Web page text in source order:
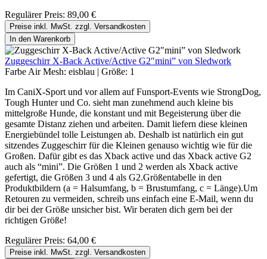
Regulärer Preis: 89,00 €
Preise inkl. MwSt. zzgl. Versandkosten
In den Warenkorb
Zuggeschirr X-Back Active/Active G2″mini” von Sledwork
Farbe Air Mesh: eisblau | Größe: 1
Im CaniX-Sport und vor allem auf Funsport-Events wie StrongDog,
Tough Hunter und Co. sieht man zunehmend auch kleine bis
mittelgroße Hunde, die konstant und mit Begeisterung über die
gesamte Distanz ziehen und arbeiten. Damit liefern diese kleinen
Energiebündel tolle Leistungen ab. Deshalb ist natürlich ein gut
sitzendes Zuggeschirr für die Kleinen genauso wichtig wie für die
Großen. Dafür gibt es das Xback active und das Xback active G2
auch als “mini”. Die Größen 1 und 2 werden als Xback active
gefertigt, die Größen 3 und 4 als G2.Größentabelle in den
Produktbildern (a = Halsumfang, b = Brustumfang, c = Länge).Um
Retouren zu vermeiden, schreib uns einfach eine E-Mail, wenn du
dir bei der Größe unsicher bist. Wir beraten dich gern bei der
richtigen Größe!
Regulärer Preis: 64,00 €
Preise inkl. MwSt. zzgl. Versandkosten